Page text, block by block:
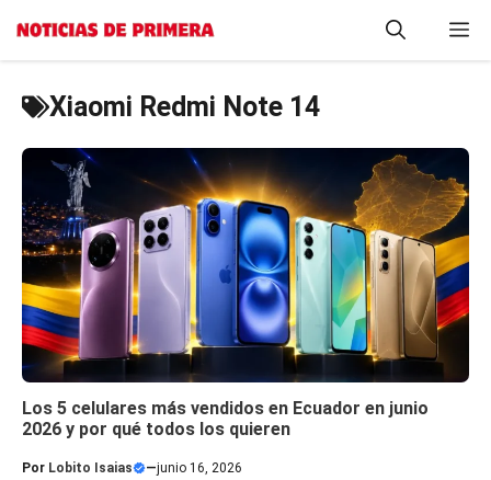
Saltar
Xiaomi Redmi Note 14
Los 5 celulares más vendidos en Ecuador en junio
2026 y por qué todos los quieren
Por Lobito Isaias —junio 16, 2026